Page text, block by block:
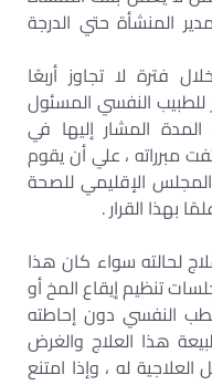
المنشأة حتي الدرجة
فترة لا تجاوز أربعًا
للطبيب النفسي المسئول
المدة المشار إليها في
مبرراته ، علي أن يقوم
الإقليمي للصحة
بهذا القرار .
لحالته سواء كان هذا
تنظيم إيقاع المخ أو
النفسي دون إحاطته
هذا العلاج والغرض
العلاجية له ، وإذا امتنع